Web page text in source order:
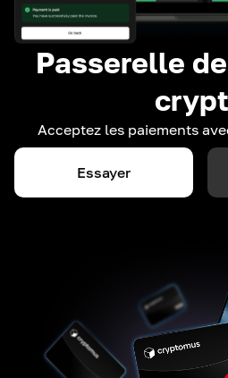
Passerelle
Acceptez les paiements
Essayer